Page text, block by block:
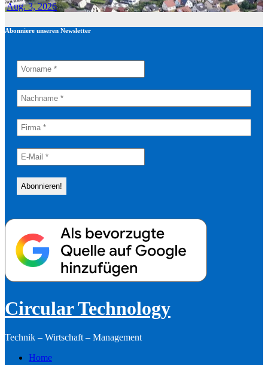
Aug. 3, 2026
Abonniere unseren Newsletter
Circular Technology
Technik – Wirtschaft – Management
Home